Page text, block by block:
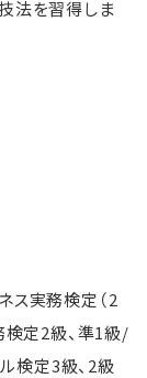
法を習得しま
ス実務検定（2
定2級、準1級/
検定3級、2級